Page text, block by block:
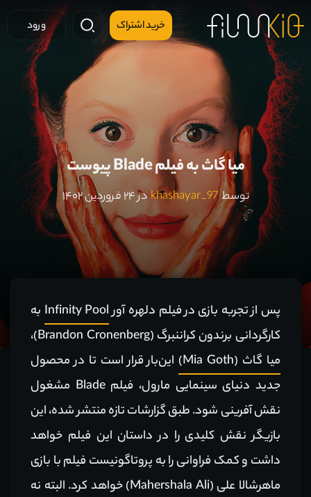
خرید اشتراک ورود
میا گاث به فیلم Blade پیوست
توسطkhashayar_97در ۲۴ فروردین ۱۴۰۲
پس از تجربه بازی در فیلم دلهره آورInfinity Pool به
کارگردانی برندون کراننبرگ (Brandon Cronenberg)،
میا گاث (Mia Goth)
این‌بار قرار است تا در محصول
جدید دنیای سینمایی مارول، فیلم Blade مشغول
نقش آفرینی شود. طبق گزارشات تازه منتشر شده، این
بازیگر نقش کلیدی را در داستان این فیلم خواهد
داشت و کمک فراوانی را به پروتاگونیست فیلم با بازی
ماهرشالا علی (Mahershala Ali)
خواهد کرد. البته نه